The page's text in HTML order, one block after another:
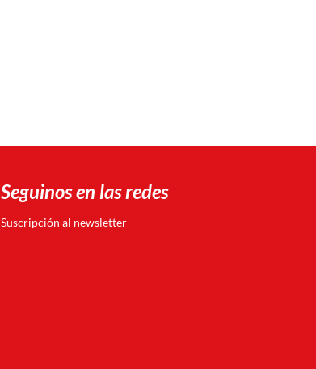
Seguinos en las redes
Suscripción al newsletter